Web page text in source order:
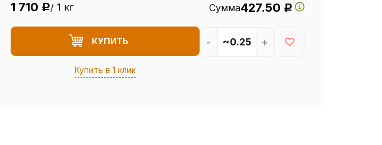
1 710 Р/ 1 кг Сумма427.50 Р
КУПИТЬ
Купить в 1 клик
- +